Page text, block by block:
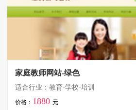
家庭教师网站-绿色
适合行业：教育-学校-培训
价格： 1880 元